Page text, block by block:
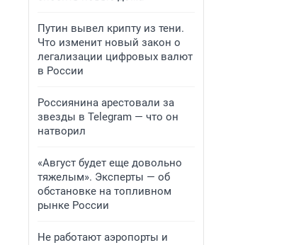
Путин вывел крипту из тени.
Что изменит новый закон о
легализации цифровых валют
в России
Россиянина арестовали за
звезды в Telegram — что он
натворил
«Август будет еще довольно
тяжелым». Эксперты — об
обстановке на топливном
рынке России
Не работают аэропорты и